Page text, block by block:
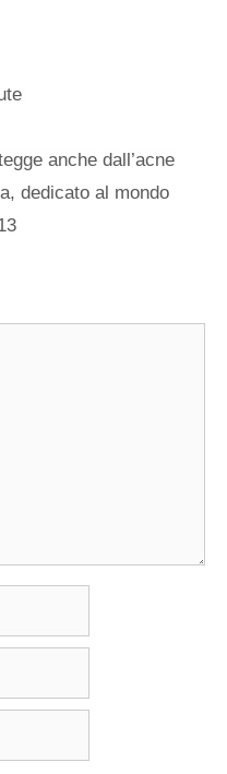
anche dall’acne
dedicato al mondo